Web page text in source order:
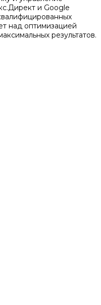
и Google
над оптимизацией
результатов.